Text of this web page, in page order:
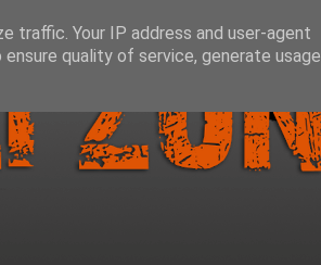
traffic. Your IP address and user-agent
quality of service, generate usage